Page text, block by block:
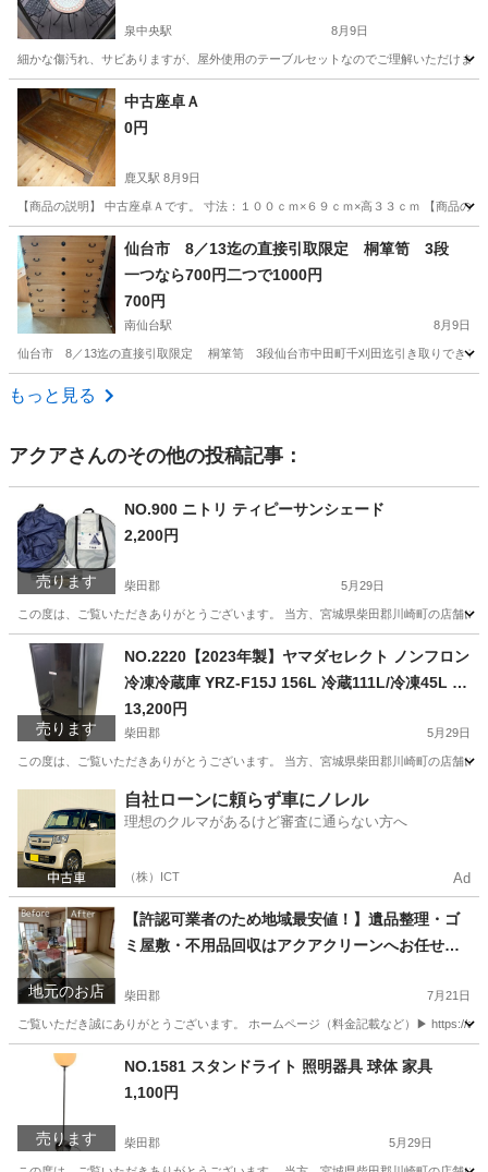
泉中央駅 8月9日
細かな傷汚れ、サビありますが、屋外使用のテーブルセットなのでご理解いただけま
宮城 仙台市 泉中央駅
中古座卓Ａ
0円
鹿又駅 8月9日
【商品の説明】 中古座卓Ａです。 寸法：１００ｃｍ×６９ｃｍ×高３３ｃｍ 【商品
宮城 石巻市 鹿又駅 テーブル 商品
仙台市 8／13迄の直接引取限定 桐箪笥 3段
一つなら700円二つで1000円
700円
南仙台駅 8月9日
仙台市 8／13迄の直接引取限定 桐箪笥 3段仙台市中田町千刈田迄引き取りできる方
宮城 仙台市
もっと見る
アクアさんのその他の投稿記事：
売ります
NO.900 ニトリ ティピーサンシェード
2,200円
柴田郡 5月29日
この度は、ご覧いただきありがとうございます。 当方、宮城県柴田郡川崎町の店舗
宮城 柴田郡
売ります
NO.2220【2023年製】ヤマダセレクト ノンフロン
冷凍冷蔵庫 YRZ-F15J 156L 冷蔵111L/冷凍45L 家
電 中古
13,200円
柴田郡 5月29日
この度は、ご覧いただきありがとうございます。 当方、宮城県柴田郡川崎町の店舗
キッチン家電 YRZ
自社ローンに頼らず車にノレル
理想のクルマがあるけど審査に通らない方へ
（株）ICT Ad
地元のお店
【許認可業者のため地域最安値！】遺品整理・ゴ
ミ屋敷・不用品回収はアクアクリーンへお任せく
柴田郡 7月21日
ご覧いただき誠にありがとうございます。 ホームページ（料金記載など）▶︎ https://
柴田郡 買取
売ります
NO.1581 スタンドライト 照明器具 球体 家具
1,100円
柴田郡 5月29日